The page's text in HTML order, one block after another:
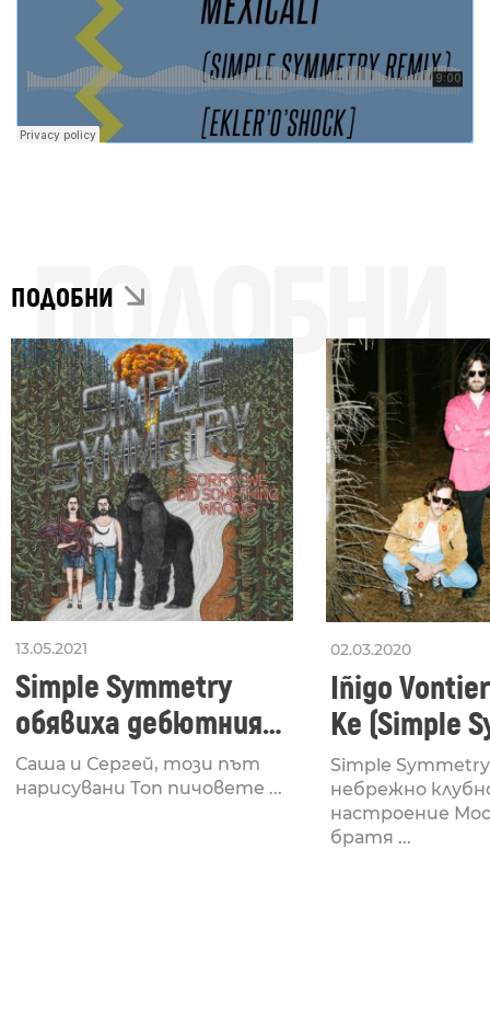
ПОДОБНИ
ПОДОБНИ
13.05.2021
Simple Symmetry
обявиха дебютния
си албум Sorry! We
Did Something Wrong
Саша и Сергей, този път
нарисувани Топ пичовете ...
02.03.2020
Iñigo
Ke (Simple
Remix)
Simple
небрежно
настроение
братя ...